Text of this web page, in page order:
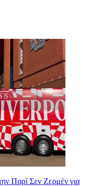
Παρί Σεν Ζερμέν για